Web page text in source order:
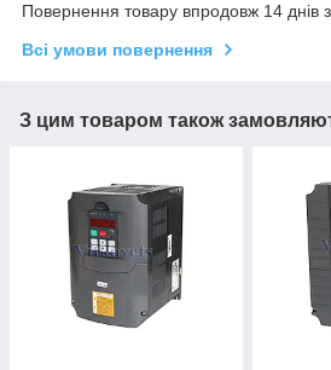
Повернення товару впродовж 14 днів
Всі умови повернення
З цим товаром також